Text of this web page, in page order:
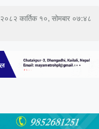
२०८२ कार्तिक १०, सोमबार ०७:४८